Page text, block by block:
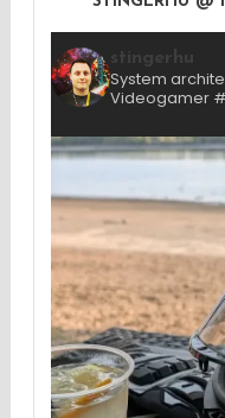
System
Videogamer